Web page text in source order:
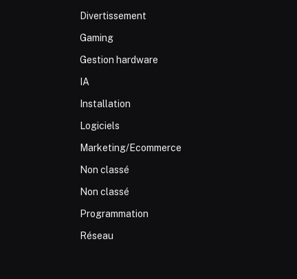
Divertissement
Gaming
Gestion hardware
IA
Installation
Logiciels
Marketing/Ecommerce
Non classé
Non classé
Programmation
Réseau